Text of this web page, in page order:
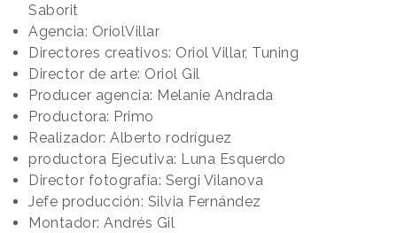
Saborit
Agencia: OriolVillar
Directores creativos: Oriol Villar, Tuning
Director de arte: Oriol Gil
Producer agencia: Melanie Andrada
Productora: Primo
Realizador: Alberto rodríguez
productora Ejecutiva: Luna Esquerdo
Director fotografía: Sergi Vilanova
Jefe producción: Silvia Fernández
Montador: Andrés Gil